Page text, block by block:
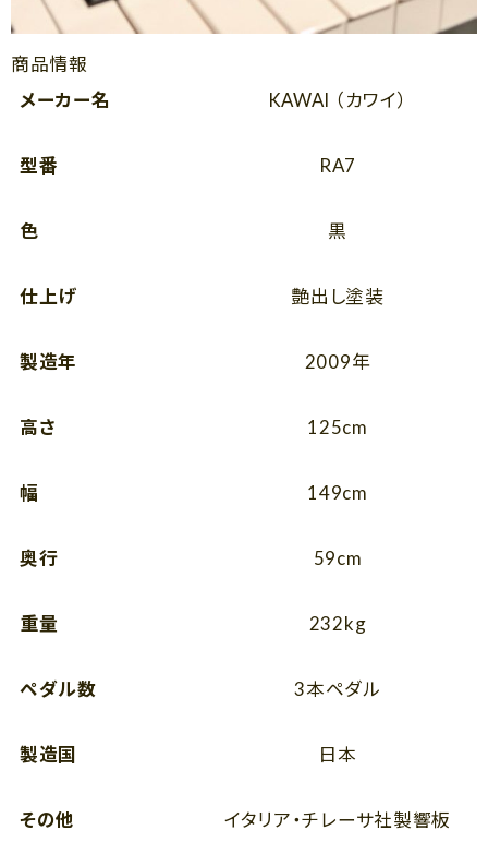
商品情報
メーカー名
KAWAI （カワイ）
型番 RA7
色 黒
仕上げ 艶出し塗装
製造年 2009年
高さ 125cm
幅 149cm
奥行 59cm
重量 232kg
ペダル数 3本ペダル
製造国 日本
その他 イタリア・チレーサ社製響板